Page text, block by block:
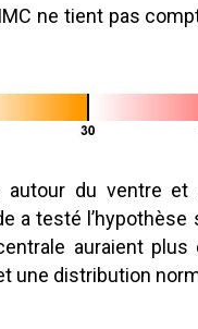
ne tient pas
autour du ventre
a testé
auraient
une distribution